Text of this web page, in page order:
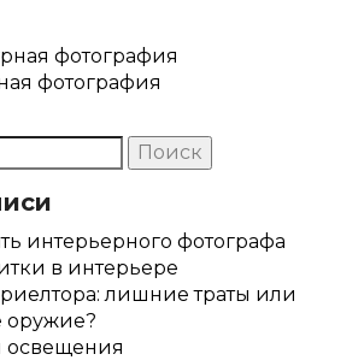
фотография
фотография
интерьерного фотографа
в интерьере
лишние траты или
оружие?